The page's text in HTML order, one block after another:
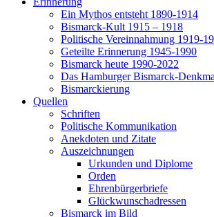
Ein Mythos entsteht 1890-1914
Bismarck-Kult 1915 – 1918
Politische Vereinnahmung 1919-
Geteilte Erinnerung 1945-1990
Bismarck heute 1990-2022
Das Hamburger Bismarck-
Bismarckierung
Quellen
Schriften
Politische Kommunikation
Anekdoten und Zitate
Auszeichnungen
Urkunden und Diplome
Orden
Ehrenbürgerbriefe
Glückwunschadressen
Bismarck im Bild